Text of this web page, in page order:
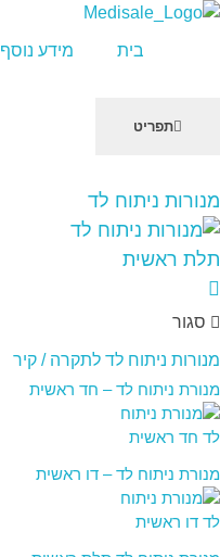
לֵב:
בְּאֲתָר
זֶה
מֻפְעֶלֶת
"נָגִישׁ
בִּקְלִיק"
הַמְּסַיַּעַת
לִנְגִישׁוּת
הָאֲתָר.
בית מידע נוסף
תפריט
מנורות ניתוח לד
סגור
מנורות ניתוח לד לתקרה / קיר
מנורת ניתוח לד – חד ראשית
מנורת ניתוח לד – דו ראשית